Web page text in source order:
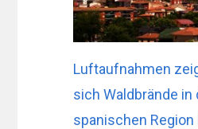
Luftaufnahmen
sich Waldbrände in
spanischen Region